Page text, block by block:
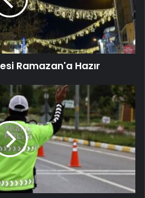
Ramazan'a Hazır